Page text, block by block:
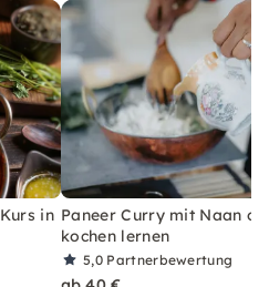
in Paneer Curry mit Naan
kochen lernen
5,0 Partnerbewertung